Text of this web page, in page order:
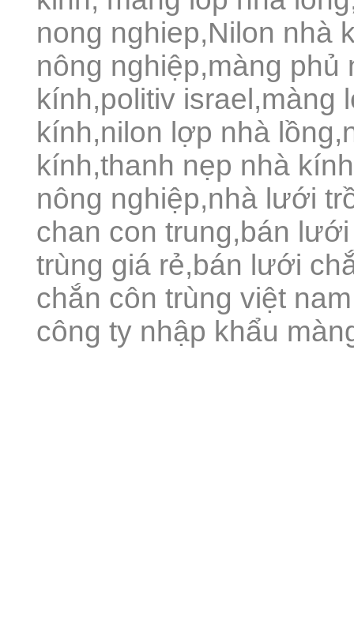
nong nghiep,Nilon nhà
nông nghiệp,màng
kính,politiv israel,màng
kính,nilon lợp nhà
kính,thanh nẹp nhà
nông nghiệp,nhà lưới
chan con trung,bán
trùng giá rẻ,bán lưới
chắn côn trùng việt
công ty nhập khẩu